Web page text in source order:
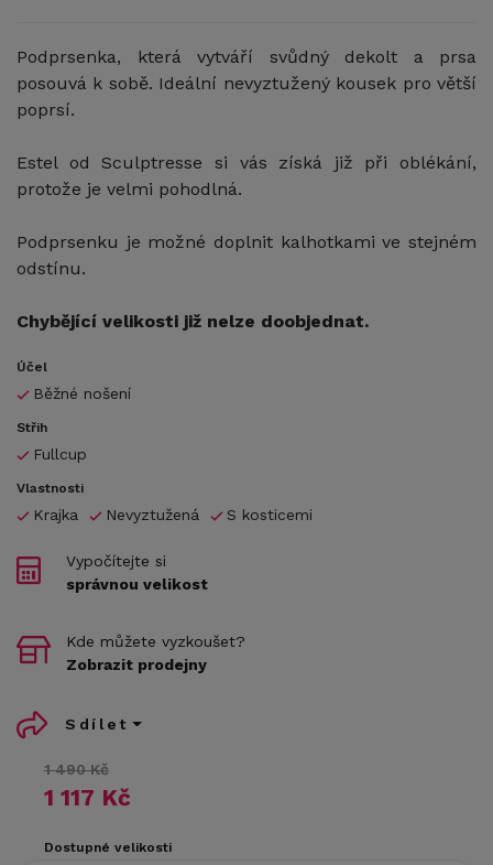
Podprsenka, která vytváří svůdný dekolt a prsa
posouvá k sobě. Ideální nevyztužený kousek pro větší
poprsí.
Estel od Sculptresse si vás získá již při oblékání,
protože je velmi pohodlná.
Podprsenku je možné doplnit kalhotkami ve stejném
odstínu.
Chybějící velikosti již nelze doobjednat.
Účel
Běžné nošení
Střih
Fullcup
Vlastnosti
Krajka Nevyztužená S kosticemi
1 490 Kč
1 117 Kč
Dostupné velikosti
Vypočítejte si
správnou velikost
Kde můžete vyzkoušet?
Zobrazit prodejny
Sdílet